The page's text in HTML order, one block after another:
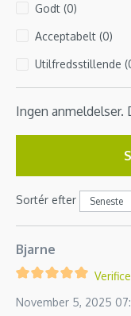
Godt (0)
Acceptabelt (0)
Utilfredsstillende
Ingen anmeldelser.
Sortér efter
Bjarne
November 5, 2025